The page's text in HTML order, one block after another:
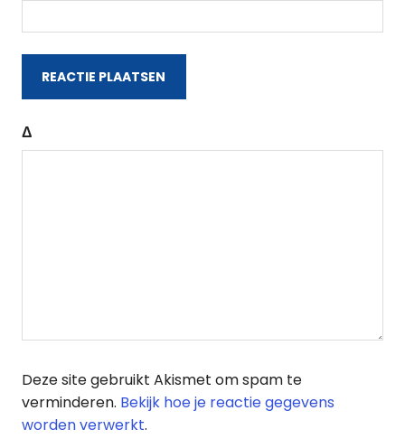
Δ
Deze site gebruikt Akismet om spam te
verminderen. Bekijk hoe je reactie gegevens
worden verwerkt.